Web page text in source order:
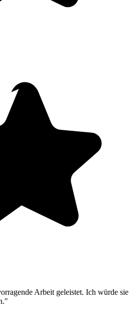
Arbeit geleistet. Ich würde sie